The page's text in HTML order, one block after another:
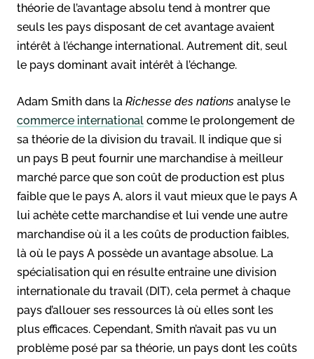
théorie de l’avantage absolu tend à montrer que
seuls les pays disposant de cet avantage avaient
intérêt à l’échange international. Autrement dit, seul
le pays dominant avait intérêt à l’échange.
Adam Smith dans la Richesse des nations analyse le
commerce international comme le prolongement de
sa théorie de la division du travail. Il indique que si
un pays B peut fournir une marchandise à meilleur
marché parce que son coût de production est plus
faible que le pays A, alors il vaut mieux que le pays A
lui achète cette marchandise et lui vende une autre
marchandise où il a les coûts de production faibles,
là où le pays A possède un avantage absolue. La
spécialisation qui en résulte entraine une division
internationale du travail (DIT), cela permet à chaque
pays d’allouer ses ressources là où elles sont les
plus efficaces. Cependant, Smith n’avait pas vu un
problème posé par sa théorie, un pays dont les coûts